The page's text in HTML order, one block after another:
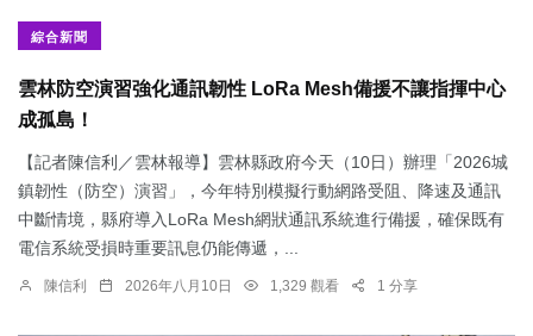
綜合新聞
雲林防空演習強化通訊韌性 LoRa Mesh備援不讓指揮中心
成孤島！
【記者陳信利／雲林報導】雲林縣政府今天（10日）辦理「2026城
鎮韌性（防空）演習」，今年特別模擬行動網路受阻、降速及通訊
中斷情境，縣府導入LoRa Mesh網狀通訊系統進行備援，確保既有
電信系統受損時重要訊息仍能傳遞，...
陳信利 2026年八月10日 1,329 觀看 1 分享